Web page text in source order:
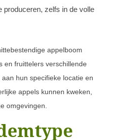
produceren, zelfs in de volle
appelboom
en fruittelers verschillende
hun specifieke locatie en
appels kunnen kweken,
omgevingen.